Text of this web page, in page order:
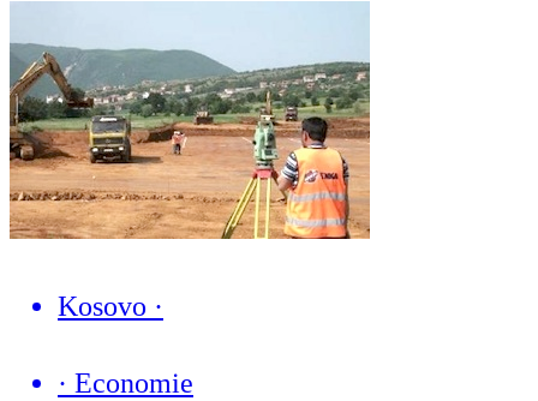
Kosovo ·
· Economie